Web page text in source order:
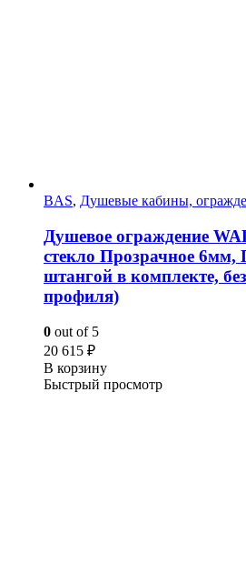
BAS, Душевые кабины,
Душевое ограждение
стекло Прозрачное
штангой в комплекте,
профиля)
0 out of 5
20 615 ₽
В корзину
Быстрый просмотр